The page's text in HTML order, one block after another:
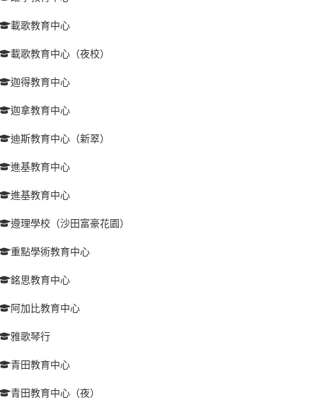
載歌教育中心
載歌教育中心（夜校）
迦得教育中心
迦拿教育中心
迪斯教育中心（新翠）
進基教育中心
進基教育中心
遵理學校（沙田富豪花園）
重點學術教育中心
銘思教育中心
阿加比教育中心
雅歌琴行
青田教育中心
青田教育中心（夜）